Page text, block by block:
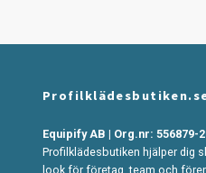
Equipify AB | Org.nr: 556879-
Profilklädesbutiken hjälper dig
look för företag, team och